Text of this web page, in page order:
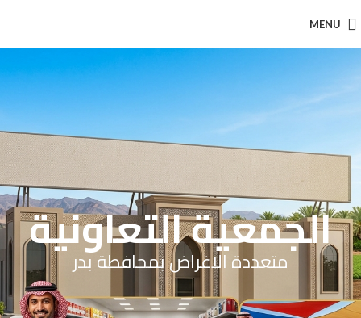
MENU
الجمعية التعاونية
متعددة الاغراض بمحافطة بدر